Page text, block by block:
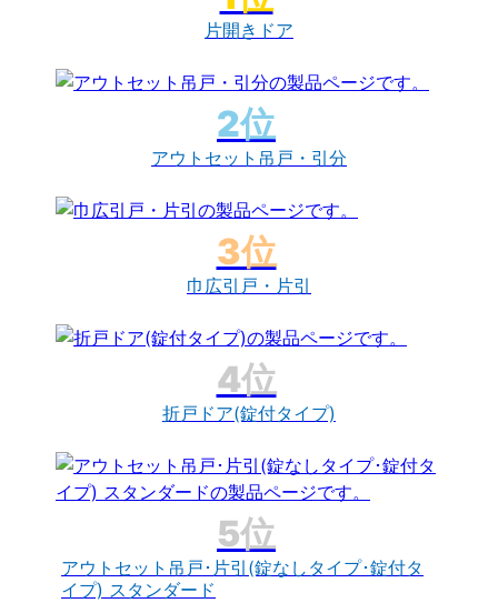
片開きドア
アウトセット吊戸・引分
巾広引戸・片引
折戸ドア(錠付タイプ)
アウトセット吊戸･片引(錠なしタイプ･錠付タ
イプ) スタンダード